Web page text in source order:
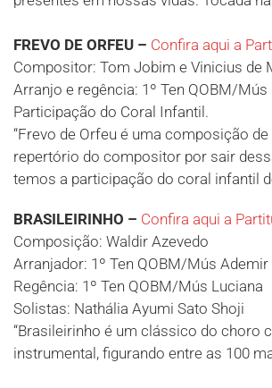
FREVO DE ORFEU – Confira aqui a
Compositor: Tom Jobim e Vinicius de
Arranjo e regência: 1º Ten QOBM/Mús
Participação do Coral Infantil.
“Frevo de Orfeu é uma composição
repertório do compositor por sair
temos a participação do coral infantil
BRASILEIRINHO – Confira aqui a
Composição: Waldir Azevedo
Arranjador: 1º Ten QOBM/Mús
Regência: 1º Ten QOBM/Mús Luciana
Solistas: Nathália Ayumi Sato Shoji
“Brasileirinho é um clássico do choro
instrumental, figurando entre as 100